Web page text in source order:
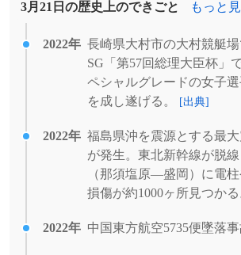
3月21日の歴史上のできごと もっと
2022年 長崎県大村市の大村競艇
SG「第57回総理大臣杯」
ペシャルグレードの女子
を成し遂げる。
[出典]
2022年 福島県沖を震源とする最
が発生。東北新幹線が脱
（那須塩原―盛岡）に電
損傷が約1000ヶ所見つかる
2022年 中国東方航空5735便墜落事